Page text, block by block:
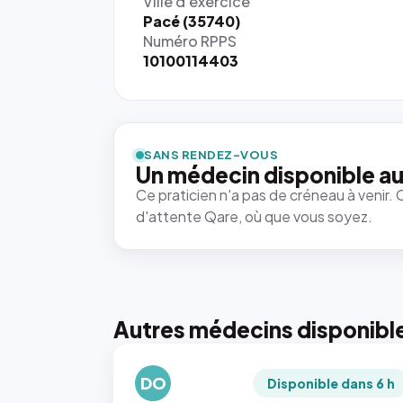
Pacé (35740)
Numéro RPPS
10100114403
SANS RENDEZ-VOUS
Un médecin disponible
Ce praticien n'a pas de créneau à
d'attente Qare, où que vous soyez.
Autres médecins
DO Disponible dans 6 h